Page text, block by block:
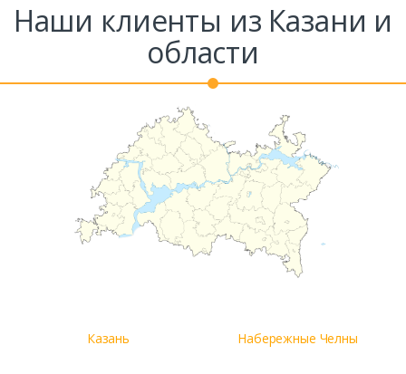
Наши клиенты из Казани и
области
Казань Набережные Челны